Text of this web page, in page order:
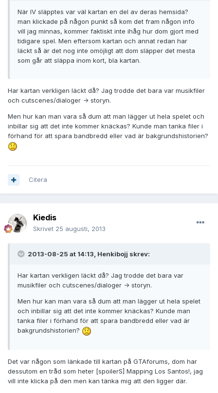
När IV släpptes var väl kartan en del av deras hemsida?
man klickade på någon punkt så kom det fram någon info
vill jag minnas, kommer faktiskt inte ihåg hur dom gjort med
tidigare spel. Men eftersom kartan och annat redan har
läckt så är det nog inte omöjligt att dom släpper det mesta
som går att släppa inom kort, bla kartan.
Har kartan verkligen läckt då? Jag trodde det bara var musikfiler
och cutscenes/dialoger -> storyn.
Men hur kan man vara så dum att man lägger ut hela spelet och
inbillar sig att det inte kommer knäckas? Kunde man tanka filer i
förhand för att spara bandbredd eller vad är bakgrundshistorien?
Citera
Kiedis
Skrivet 25 augusti, 2013
2013-08-25 at 14:13, Henkibojj skrev:
Har kartan verkligen läckt då? Jag trodde det bara var
musikfiler och cutscenes/dialoger -> storyn.
Men hur kan man vara så dum att man lägger ut hela spelet
och inbillar sig att det inte kommer knäckas? Kunde man
tanka filer i förhand för att spara bandbredd eller vad är
bakgrundshistorien?
Det var någon som länkade till kartan på GTAforums, dom har
dessutom en tråd som heter [spoilerS] Mapping Los Santos!, jag
vill inte klicka på den men kan tänka mig att den ligger där.